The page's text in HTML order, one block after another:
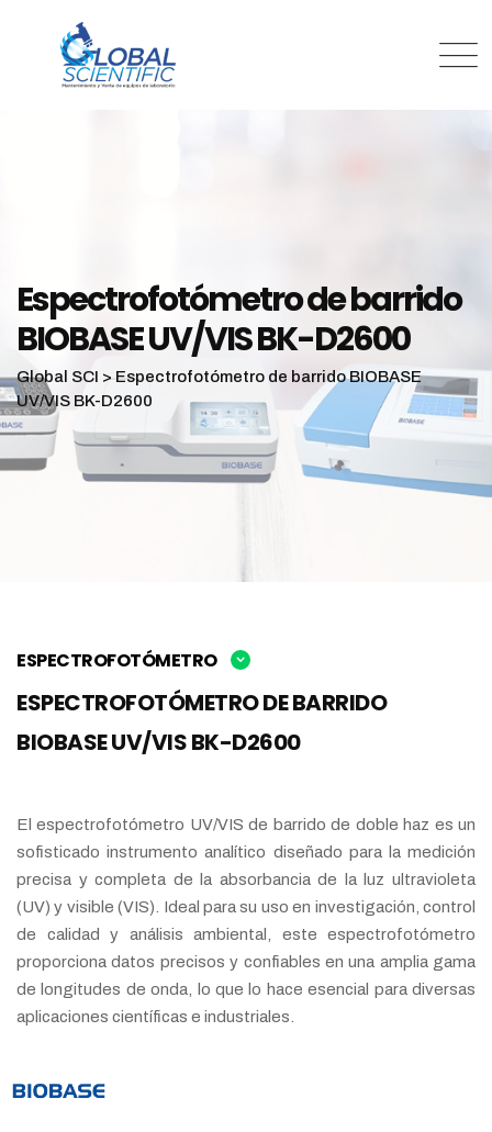
Espectrofotómetro de barrido
BIOBASE UV/VIS BK-D2600
Global SCI >Espectrofotómetro de barrido BIOBASE
UV/VIS BK-D2600
ESPECTROFOTÓMETRO
ESPECTROFOTÓMETRO DE BARRIDO
BIOBASE UV/VIS BK-D2600
El espectrofotómetro UV/VIS de barrido de doble haz es un
sofisticado instrumento analítico diseñado para la medición
precisa y completa de la absorbancia de la luz ultravioleta
(UV) y visible (VIS). Ideal para su uso en investigación, control
de calidad y análisis ambiental, este espectrofotómetro
proporciona datos precisos y confiables en una amplia gama
de longitudes de onda, lo que lo hace esencial para diversas
aplicaciones científicas e industriales.